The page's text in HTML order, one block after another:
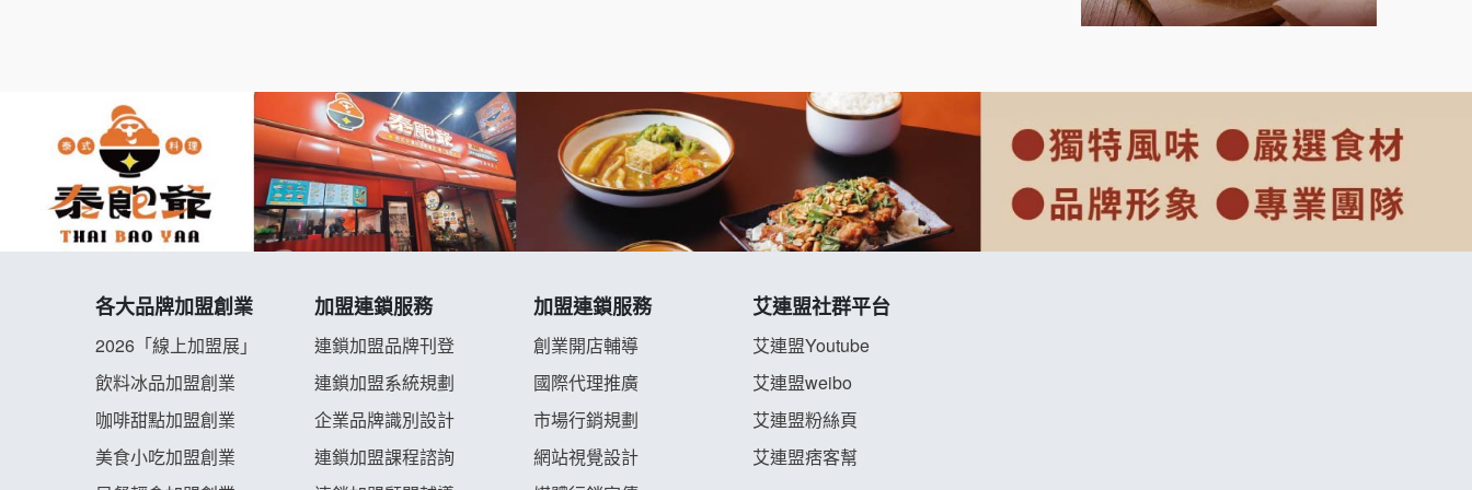
上宇林加盟說明會
手作功夫茶加盟說明會
SHARE TEA歇腳亭加盟說明會
各大品牌加盟創業
2026「線上加盟展」
飲料冰品加盟創業
咖啡甜點加盟創業
美食小吃加盟創業
加盟連鎖服務
連鎖加盟品牌刊登
連鎖加盟系統規劃
企業品牌識別設計
連鎖加盟課程諮詢
加盟連鎖服務
創業開店輔導
國際代理推廣
市場行銷規劃
網站視覺設計
艾連盟社群平台
艾連盟Youtube
艾連盟weibo
艾連盟粉絲頁
艾連盟痞客幫